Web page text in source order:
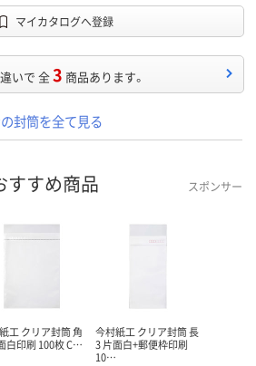
マイカタログへ登録
違いで 全3 商品あります。
封筒を全て見る
すすめ商品 スポンサー
工 クリア封筒 角
白印刷 100枚 C…
今村紙工 クリア封筒 長
3 片面白+郵便枠印刷
10…